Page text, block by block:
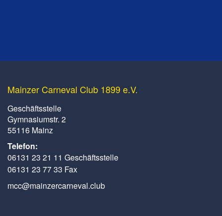
Mainzer Carneval Club 1899 e.V.
Geschäftsstelle
Gymnasiumstr. 2
55116 Mainz
Telefon:
06131 23 21 11 Geschäftsstelle
06131 23 77 33 Fax
mcc@mainzercarneval.club